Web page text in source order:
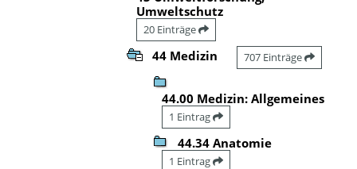
Umweltschutz
20 Einträge
44 Medizin 707 Einträge
44.00 Medizin: Allgemeines
1 Eintrag
44.34 Anatomie
1 Eintrag